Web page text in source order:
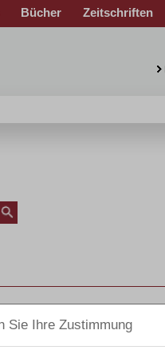
Bücher Zeitschriften